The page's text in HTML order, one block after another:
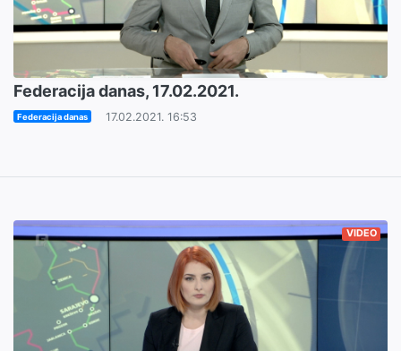
Federacija danas, 17.02.2021.
Federacija danas 17.02.2021. 16:53
VIDEO